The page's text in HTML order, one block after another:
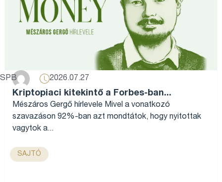
SPB 2026.07.27
Kriptopiaci kitekintő a Forbes-ban...
Mészáros Gergő hírlevele Mivel a vonatkozó
szavazáson 92%-ban azt mondtátok, hogy nyitottak
vagytok a...
SAJTÓ